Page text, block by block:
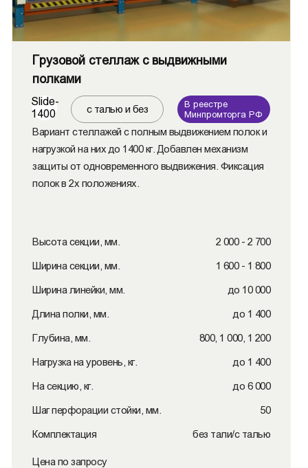
Грузовой стеллаж с выдвижными
полками
Slide-
1400
с талью и без
В реестре
Минпромторга РФ
Вариант стеллажей с полным выдвижением полок и
нагрузкой на них до 1400 кг. Добавлен механизм
защиты от одновременного выдвижения. Фиксация
полок в 2х положениях.
Высота секции, мм. 2 000 - 2 700
Ширина секции, мм. 1 600 - 1 800
Ширина линейки, мм. до 10 000
Длина полки, мм. до 1 400
Глубина, мм. 800, 1 000, 1 200
Нагрузка на уровень, кг. до 1 400
На секцию, кг. до 6 000
Шаг перфорации стойки, мм. 50
Комплектация без тали/с талью
Цена по запросу